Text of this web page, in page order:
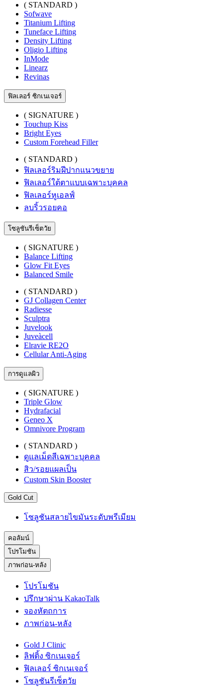
( STANDARD )
Sofwave
Titanium Lifting
Tuneface Lifting
Density Lifting
Oligio Lifting
InMode
Linearz
Revinas
ฟิลเลอร์ ซิกเนเจอร์
( SIGNATURE )
Touchup Kiss
Bright Eyes
Custom Forehead Filler
( STANDARD )
ฟิลเลอร์ริมฝีปากแนวขยาย
ฟิลเลอร์ใต้ตาแบบเฉพาะบุคคล
ฟิลเลอร์หูเอลฟ์
ลบริ้วรอยคอ
โซลูชันรีเซ็ตวัย
( SIGNATURE )
Balance Lifting
Glow Fit Eyes
Balanced Smile
( STANDARD )
GJ Collagen Center
Radiesse
Sculptra
Juvelook
Juveàcell
Elravie RE2O
Cellular Anti-Aging
การดูแลผิว
( SIGNATURE )
Triple Glow
Hydrafacial
Geneo X
Omnivore Program
( STANDARD )
ดูแลเม็ดสีเฉพาะบุคคล
สิว/รอยแผลเป็น
Custom Skin Booster
Gold Cut
โซลูชันสลายไขมันระดับพรีเมียม
คอลัมน์
โปรโมชัน
ภาพก่อน-หลัง
โปรโมชัน
ปรึกษาผ่าน KakaoTalk
จองหัตถการ
ภาพก่อน-หลัง
Gold J Clinic
ลิฟติ้ง ซิกเนเจอร์
ฟิลเลอร์ ซิกเนเจอร์
โซลูชันรีเซ็ตวัย